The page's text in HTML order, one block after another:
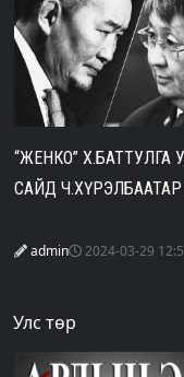
“ЖЕНКО” Х.БАТТУЛГА
САЙД Ч.ХҮРЭЛБААТАР
admin 2024-03-29
Улс төр